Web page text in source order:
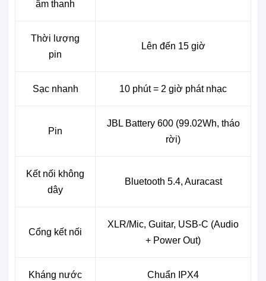
âm thanh
Thời lượng
pin
Lên đến 15 giờ
Sạc nhanh 10 phút = 2 giờ phát nhạc
Pin
JBL Battery 600 (99.02Wh, tháo
rời)
Kết nối không
dây
Bluetooth 5.4, Auracast
Cổng kết nối
XLR/Mic, Guitar, USB-C (Audio
+ Power Out)
Kháng nước Chuẩn IPX4